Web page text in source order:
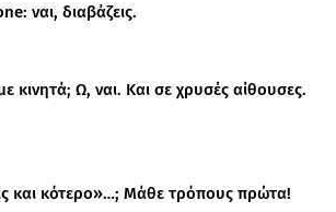
ναι, διαβάζεις.
κινητά; Ω, ναι. Και σε χρυσές αίθουσες.
και κότερο»…; Μάθε τρόπους πρώτα!